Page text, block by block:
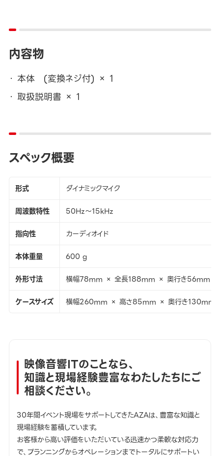
内容物
本体 (変換ネジ付) × 1
取扱説明書 × 1
スペック概要
形式
ダイナミックマイク
周波数特性
50Hz～15kHz
指向性
カーディオイド
本体重量
600 g
外形寸法
横幅78mm × 全長188mm × 奥行き56mm
ケースサイズ
横幅260mm × 高さ85mm × 奥行き130mm
映像音響ITのことなら、
知識と現場経験豊富なわたしたちにご
相談ください。
30年間イベント現場をサポートしてきたAZAは、豊富な知識と
現場経験を蓄積しています。
お客様から高い評価をいただいている迅速かつ柔軟な対応力
で、プランニングからオペレーションまでトータルにサポートい